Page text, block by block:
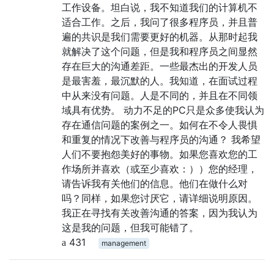
工作设备。坦白说，我不知道我们的计算机不
适合工作。之后，我问了很多程序员，并且普
遍的共识是我们需要更好的机器。从那时起我
就解决了这个问题，但是我和程序员之间显然
存在巨大的沟通差距。一些最杰出的开发人员
是最害羞，最沉默的人。我知道，在面试过程
中从来没有问题。人是不同的，并且在不同领
域具有优势。 动力不足的PC只是众多使我认为
存在通信问题的案例之一。如何在不令人畏惧
和重复的情况下改善与程序员的沟通？ 我希望
人们不要抱怨美好的事物。如果您喜欢您的工
作场所并喜欢（或至少喜欢：））您的经理，
请告诉我有关他们的信息。他们在做什么对
吗？同样，如果您讨厌它，请详细说明原因。
我正在寻找有关改善沟通的答案，因为我认为
这是我的问题，但我可能错了。
431
management